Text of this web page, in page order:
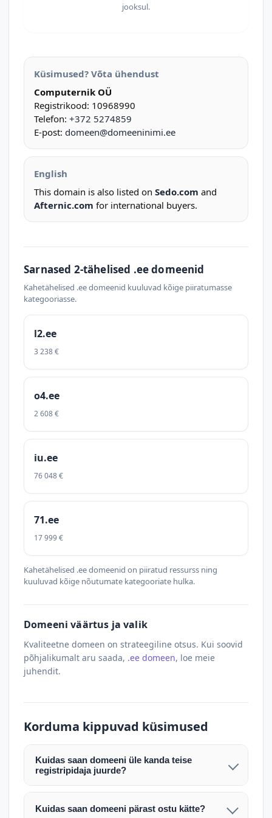
jooksul.
Küsimused? Võta ühendust
Computernik OÜ
Registrikood: 10968990
Telefon: +372 5274859
E-post: domeen@domeeninimi.ee
English
This domain is also listed on Sedo.com and
Afternic.com for international buyers.
Sarnased 2-tähelised .ee domeenid
Kahetähelised .ee domeenid kuuluvad kõige piiratumasse
kategooriasse.
l2.ee
3 238 €
o4.ee
2 608 €
iu.ee
76 048 €
71.ee
17 999 €
Kahetähelised .ee domeenid on piiratud ressurss ning
kuuluvad kõige nõutumate kategooriate hulka.
Domeeni väärtus ja valik
Kvaliteetne domeen on strateegiline otsus. Kui soovid
põhjalikumalt aru saada, .ee domeen, loe meie
juhendit.
Korduma kippuvad küsimused
Kuidas saan domeeni üle kanda teise
registripidaja juurde?
Pärast makse laekumist edastame teile domeeni
AUTH (EPP) koodi. Selle abil saate domeeni üle
Kuidas saan domeeni pärast ostu kätte?